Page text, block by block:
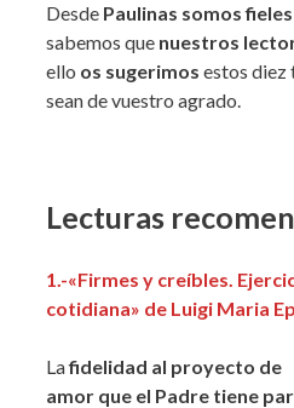
Desde Paulinas somos
sabemos que nuestros
ello os sugerimos estos diez
sean de vuestro agrado.
Lecturas
1.-«Firmes y creíbles.
cotidiana» de Luigi Maria
Lafidelidad al proyecto de
amor que el Padre tiene